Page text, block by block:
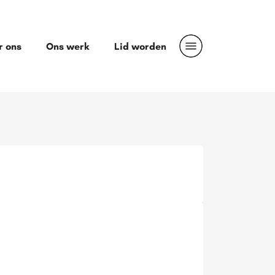
ons Ons werk Lid worden